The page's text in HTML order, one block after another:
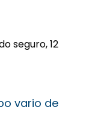
seguro, 12
vario de